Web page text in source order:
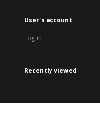
User's account
Log in
Recently viewed